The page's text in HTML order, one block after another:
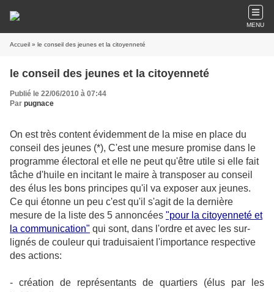
MENU
Accueil » le conseil des jeunes et la citoyenneté
le conseil des jeunes et la citoyenneté
Publié le 22/06/2010 à 07:44
Par pugnace
On est très content évidemment de la mise en place du
conseil des jeunes (*), C'est une mesure promise dans le
programme électoral et elle ne peut qu'être utile si elle fait
tâche d'huile en incitant le maire à transposer au conseil
des élus les bons principes qu'il va exposer aux jeunes.
Ce qui étonne un peu c'est qu'il s'agit de la dernière
mesure de la liste des 5 annoncées "pour la citoyenneté et
la communication" qui sont, dans l'ordre et avec les sur-
lignés de couleur qui traduisaient l'importance respective
des actions:
- création de représentants de quartiers (élus par les